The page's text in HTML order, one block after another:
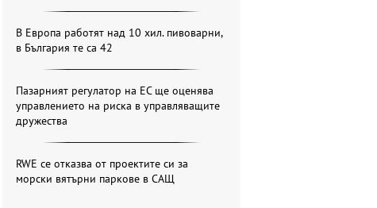
В Европа работят над 10 хил. пивоварни,
в България те са 42
Пазарният регулатор на ЕС ще оценява
управлението на риска в управляващите
дружества
RWE се отказва от проектите си за
морски вятърни паркове в САЩ